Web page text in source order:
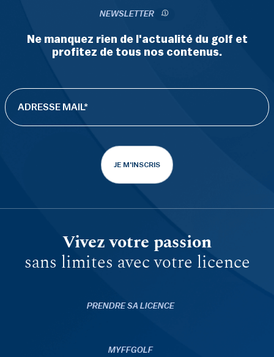
NEWSLETTER
Ne manquez rien de l'actualité du golf et
profitez de tous nos contenus.
JE M'INSCRIS
Vivez votre passion
sans limites avec votre licence
PRENDRE SA LICENCE
MYFFGOLF